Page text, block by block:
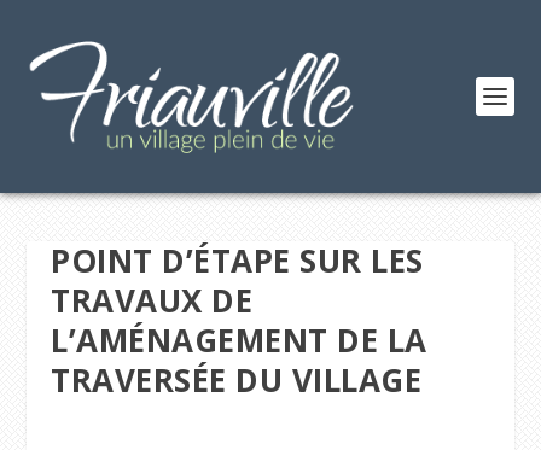
POINT D’ÉTAPE SUR LES
TRAVAUX DE
L’AMÉNAGEMENT DE LA
TRAVERSÉE DU VILLAGE